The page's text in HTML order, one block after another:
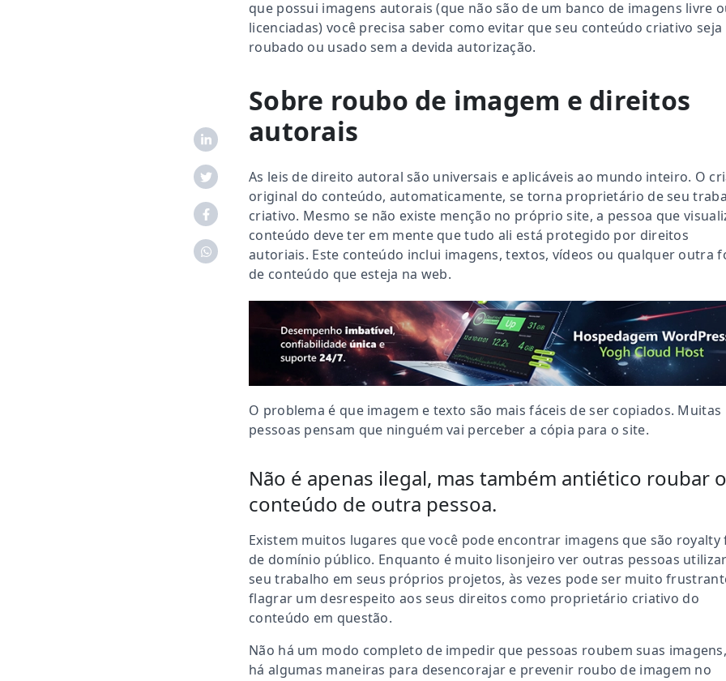
que possui imagens autorais (que não são de um banco de imagens livre
licenciadas) você precisa saber como evitar que seu conteúdo criativo seja
roubado ou usado sem a devida autorização.
Sobre roubo de imagem e direitos
autorais
As leis de direito autoral são universais e aplicáveis ao mundo inteiro. O
original do conteúdo, automaticamente, se torna proprietário de seu
criativo. Mesmo se não existe menção no próprio site, a pessoa que
conteúdo deve ter em mente que tudo ali está protegido por direitos
autoriais. Este conteúdo inclui imagens, textos, vídeos ou qualquer outra
de conteúdo que esteja na web.
O problema é que imagem e texto são mais fáceis de ser copiados. Muitas
pessoas pensam que ninguém vai perceber a cópia para o site.
Não é apenas ilegal, mas também antiético roubar o
conteúdo de outra pessoa.
Existem muitos lugares que você pode encontrar imagens que são royalty
de domínio público. Enquanto é muito lisonjeiro ver outras pessoas
seu trabalho em seus próprios projetos, às vezes pode ser muito
flagrar um desrespeito aos seus direitos como proprietário criativo do
conteúdo em questão.
Não há um modo completo de impedir que pessoas roubem suas
há algumas maneiras para desencorajar e prevenir roubo de imagem no